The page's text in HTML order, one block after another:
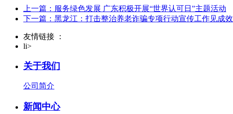
上一篇：服务绿色发展 广东积极开展“世界认可日”主题活动
下一篇：黑龙江：打击整治养老诈骗专项行动宣传工作见成效
友情链接 ：
li>
关于我们
公司简介
新闻中心